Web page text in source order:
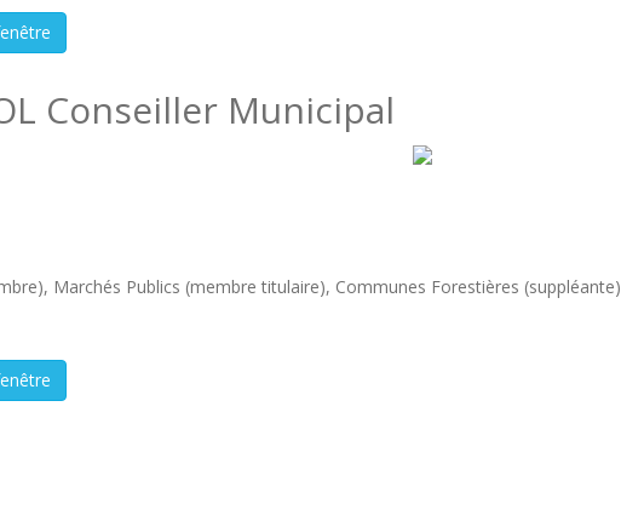
Conseiller Municipal
Marchés Publics (membre titulaire), Communes Forestières (suppléante)